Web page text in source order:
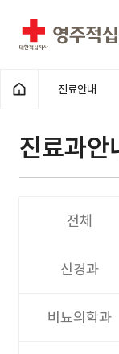
영주적십자병원
홈으로
진료안내
진료과안
전체
신경과
비뇨의학과